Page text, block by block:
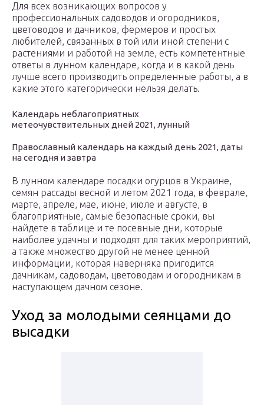
Для всех возникающих вопросов у
профессиональных садоводов и огородников,
цветоводов и дачников, фермеров и простых
любителей, связанных в той или иной степени с
растениями и работой на земле, есть компетентные
ответы в лунном календаре, когда и в какой день
лучше всего производить определенные работы, а в
какие этого категорически нельзя делать.
Календарь неблагоприятных
метеочувствительных дней 2021, лунный
Православный календарь на каждый день 2021, даты
на сегодня и завтра
В лунном календаре посадки огурцов в Украине,
семян рассады весной и летом 2021 года, в феврале,
марте, апреле, мае, июне, июле и августе, в
благоприятные, самые безопасные сроки, вы
найдете в таблице и те посевные дни, которые
наиболее удачны и подходят для таких мероприятий,
а также множество другой не менее ценной
информации, которая наверняка пригодится
дачникам, садоводам, цветоводам и огородникам в
наступающем дачном сезоне.
Уход за молодыми сеянцами до
высадки